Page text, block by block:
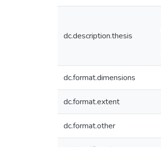
dc.description.thesis
dc.format.dimensions
dc.format.extent
dc.format.other